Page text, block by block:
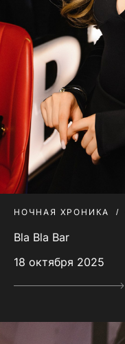
НОЧНАЯ ХРОНИКА
Bla Bla Bar
18 октября 2025